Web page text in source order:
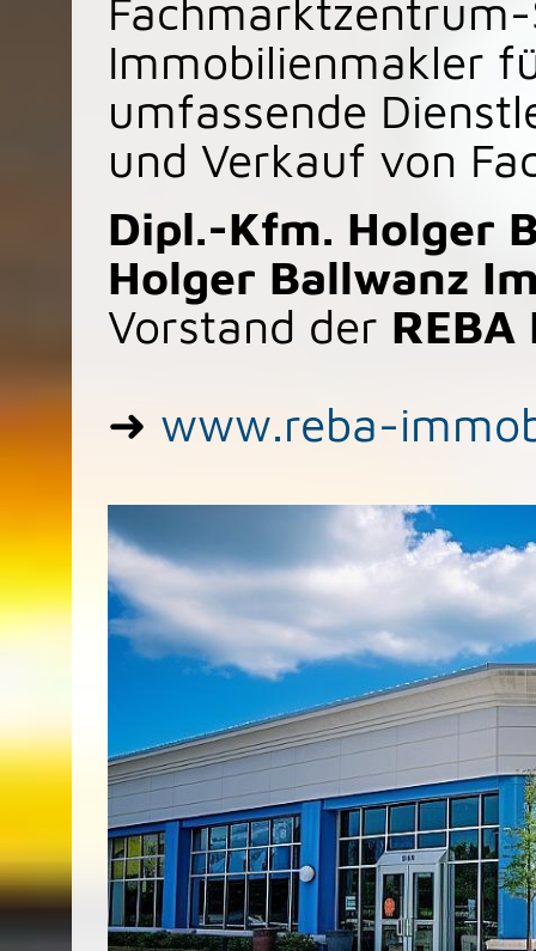
Immobilienmakler
umfassende
und Verkauf von
Dipl.-Kfm. Holger
Holger Ballwanz
Vorstand der REBA
➜ www.reba-